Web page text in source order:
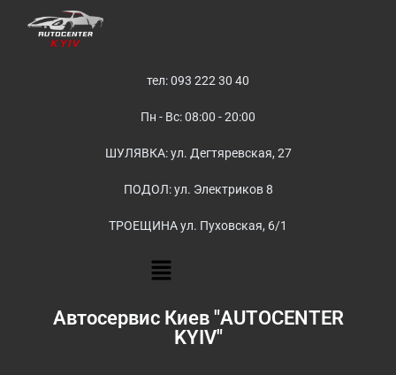
тел: 093 222 30 40
Пн - Вс: 08:00 - 20:00
ШУЛЯВКА: ул. Дегтяревская, 27
ПОДОЛ: ул. Электриков 8
ТРОЕЩИНА ул. Пуховская, 6/1
Автосервис Киев "AUTOCENTER
KYIV"